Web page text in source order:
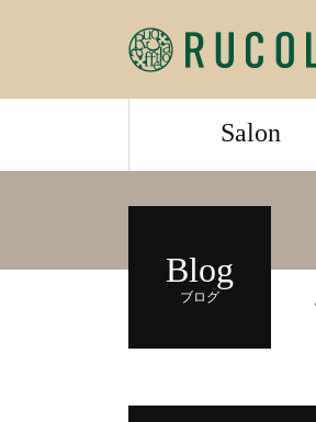
Salon
Blog
ブログ